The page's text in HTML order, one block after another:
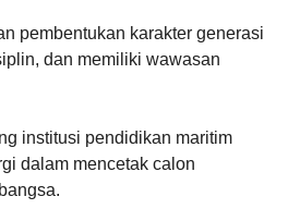
pembentukan karakter generasi
dan memiliki wawasan
institusi pendidikan maritim
dalam mencetak calon